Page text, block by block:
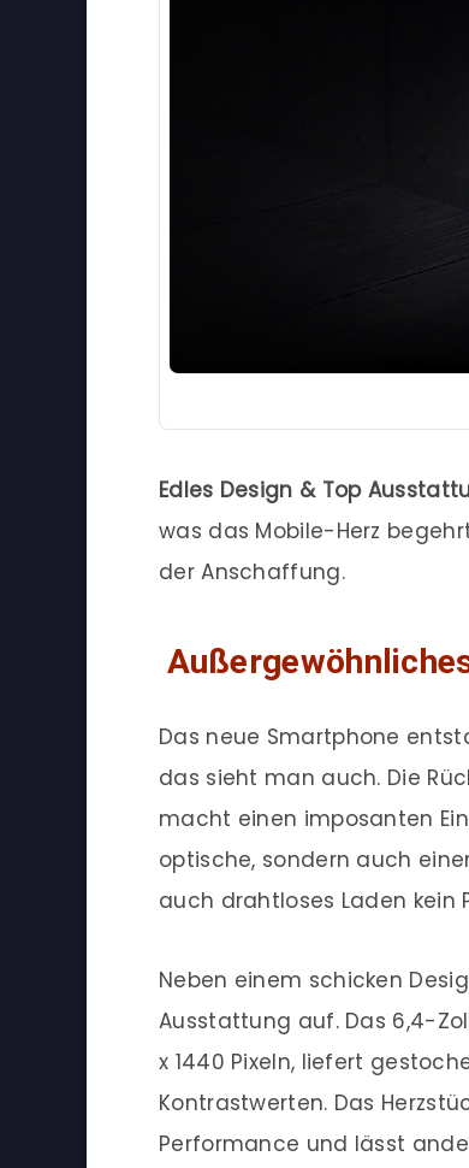
Edles Design & Top
was das Mobile-Herz
der Anschaffung.
Das neue Smartphone
das sieht man auch. Die
macht einen imposanten
optische, sondern auch
auch drahtloses Laden kein
Neben einem schicken
Ausstattung auf. Das 6,4-
x 1440 Pixeln, liefert
Kontrastwerten. Das
Performance und lässt